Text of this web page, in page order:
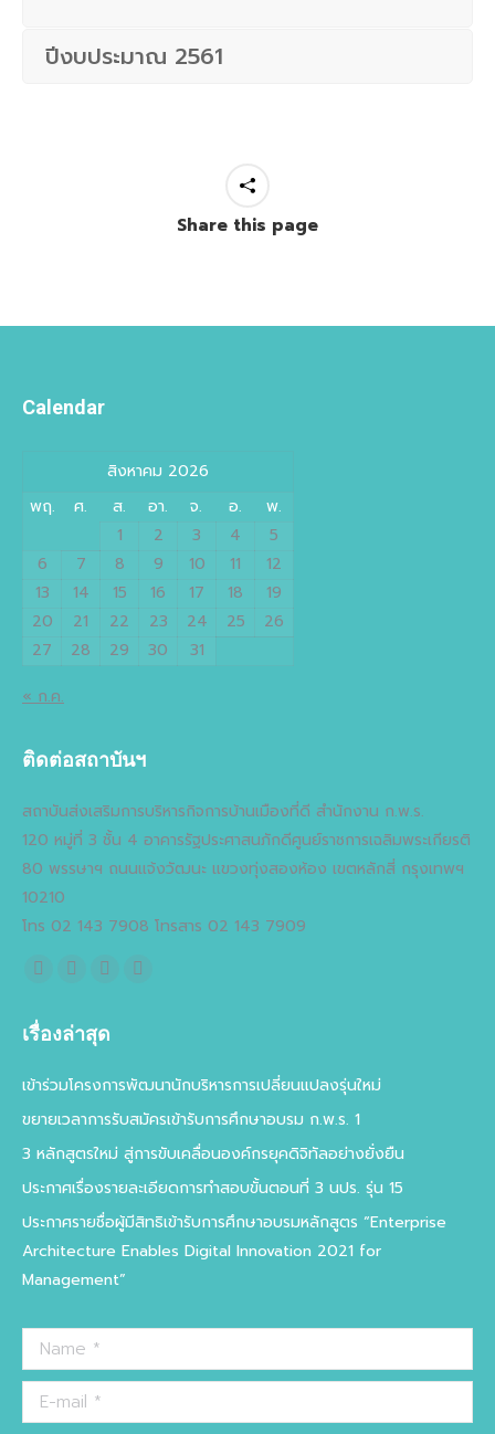
ปีงบประมาณ 2561
Share this page
Calendar
สิงหาคม 2026
พฤ.
ศ. ส. อา. จ. อ.
พ.
1
2 3 4
5
6
7 8 9 10 11
12
13
14 15 16 17 18
19
20
21 22 23 24 25
26
27
28 29 30
31
« ก.ค.
ติดต่อสถาบันฯ
สถาบันส่งเสริมการบริหารกิจการบ้านเมืองที่ดี สำนักงาน ก.พ.ร.
120 หมู่ที่ 3 ชั้น 4 อาคารรัฐประศาสนภักดีศูนย์ราชการเฉลิมพระเกียรติ
80 พรรษาฯ ถนนแจ้งวัฒนะ แขวงทุ่งสองห้อง เขตหลักสี่ กรุงเทพฯ
10210
โทร 02 143 7908 โทรสาร 02 143 7909
Find us on:
Facebook
opens
new
window
X
opens
new
window
YouTube
opens
new
window
Flickr
new
window
เรื่องล่าสุด
เข้าร่วมโครงการพัฒนานักบริหารการเปลี่ยนแปลงรุ่นใหม่
ขยายเวลาการรับสมัครเข้ารับการศึกษาอบรม ก.พ.ร. 1
3 หลักสูตรใหม่ สู่การขับเคลื่อนองค์กรยุคดิจิทัลอย่างยั่งยืน
ประกาศเรื่องรายละเอียดการทำสอบขั้นตอนที่ 3 นปร. รุ่น 15
ประกาศรายชื่อผู้มีสิทธิเข้ารับการศึกษาอบรมหลักสูตร “Enterprise
Architecture Enables Digital Innovation 2021 for
Management”
Name *
E-mail *